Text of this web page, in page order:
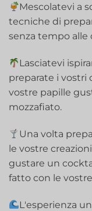
Mescolatevi a
tecniche di
senza tempo alle
Lasciatevi
preparate i vostri
vostre papille
mozzafiato.
Una volta
le vostre
gustare un
fatto con le
L'esperienza